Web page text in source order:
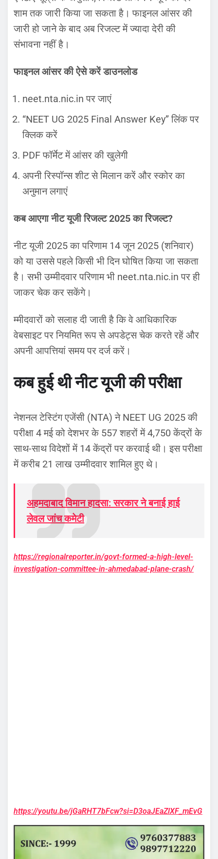
शाम तक जारी किया जा सकता है। फाइनल आंसर की
जारी हो जाने के बाद अब रिजल्ट में ज्यादा देरी की
संभावना नहीं है।
फाइनल आंसर की ऐसे करें डाउनलोड
neet.nta.nic.in पर जाएं
“NEET UG 2025 Final Answer Key” लिंक पर
क्लिक करें
PDF फॉर्मेट में आंसर की खुलेगी
अपनी रिस्पॉन्स शीट से मिलान करें और स्कोर का
अनुमान लगाएं
कब आएगा नीट यूजी रिजल्ट 2025 का रिजल्ट?
नीट यूजी 2025 का परिणाम 14 जून 2025 (शनिवार)
को या उससे पहले किसी भी दिन घोषित किया जा सकता
है। सभी उम्मीदवार परिणाम भी neet.nta.nic.in पर ही
जाकर चेक कर सकेंगे।
म्मीदवारों को सलाह दी जाती है कि वे आधिकारिक
वेबसाइट पर नियमित रूप से अपडेट्स चेक करते रहें और
अपनी आपत्तियां समय पर दर्ज करें।
कब हुई थी नीट यूजी की परीक्षा
नेशनल टेस्टिंग एजेंसी (NTA) ने NEET UG 2025 की
परीक्षा 4 मई को देशभर के 557 शहरों में 4,750 केंद्रों के
साथ-साथ विदेशों में 14 केंद्रों पर करवाई थी। इस परीक्षा
में करीब 21 लाख उम्मीदवार शामिल हुए थे।
अहमदाबाद विमान हादसा: सरकार ने बनाई हाई
लेवल जांच कमेटी
https://regionalreporter.in/govt-formed-a-high-level-
investigation-committee-in-ahmedabad-plane-crash/
https://youtu.be/jGaRHT7bFcw?si=D3oaJEaZlXF_mEvG